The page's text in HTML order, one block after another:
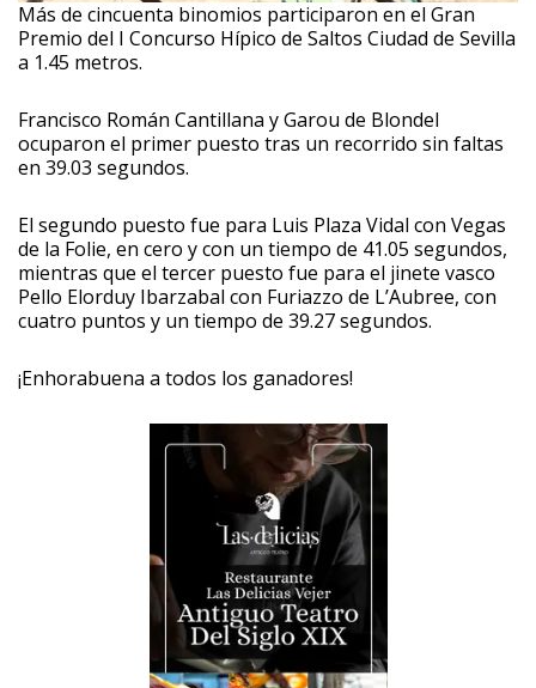
Más de cincuenta binomios participaron en el Gran
Premio del I Concurso Hípico de Saltos Ciudad de Sevilla
a 1.45 metros.
Francisco Román Cantillana y Garou de Blondel
ocuparon el primer puesto tras un recorrido sin faltas
en 39.03 segundos.
El segundo puesto fue para Luis Plaza Vidal con Vegas
de la Folie, en cero y con un tiempo de 41.05 segundos,
mientras que el tercer puesto fue para el jinete vasco
Pello Elorduy Ibarzabal con Furiazzo de L’Aubree, con
cuatro puntos y un tiempo de 39.27 segundos.
¡Enhorabuena a todos los ganadores!